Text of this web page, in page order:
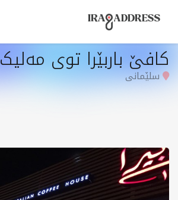
کافێ باربێرا توی مەلیک
سلێمانی